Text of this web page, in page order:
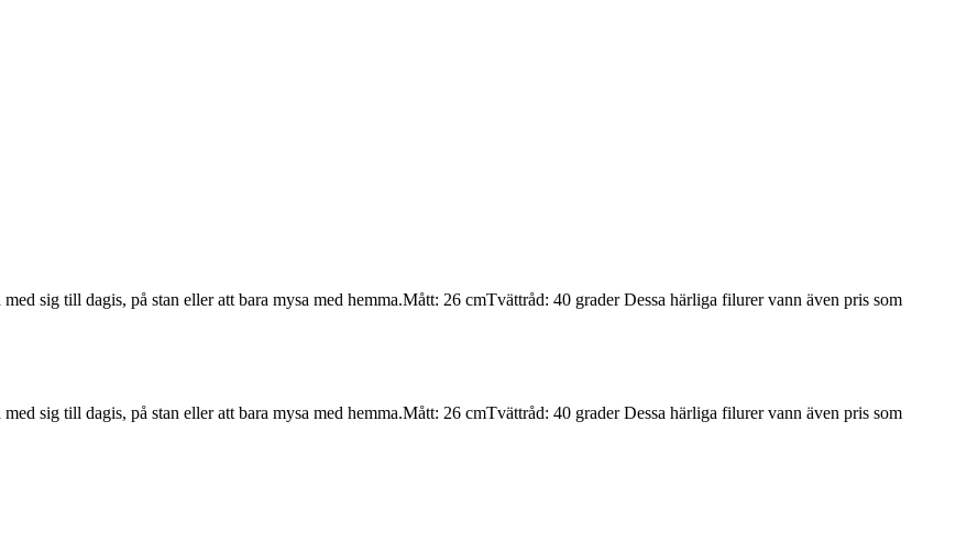
sig till dagis, på stan eller att bara mysa med hemma.Mått: 26 cmTvättråd: 40 grader Dessa härliga filurer vann även pris som
sig till dagis, på stan eller att bara mysa med hemma.Mått: 26 cmTvättråd: 40 grader Dessa härliga filurer vann även pris som